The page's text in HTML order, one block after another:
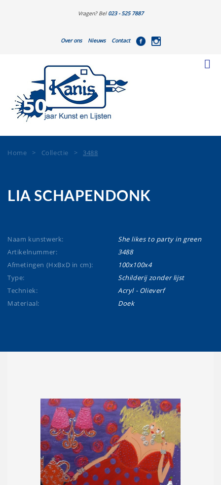
Vragen? Bel 023 - 525 7887
Over ons Nieuws Contact
Home > Collectie > 3488
LIA SCHAPENDONK
Naam kunstwerk:
She likes to party in green
Artikelnummer:
3488
Afmetingen (HxBxD in cm):
100x100x4
Type:
Schilderij zonder lijst
Techniek:
Acryl - Olieverf
Materiaal:
Doek